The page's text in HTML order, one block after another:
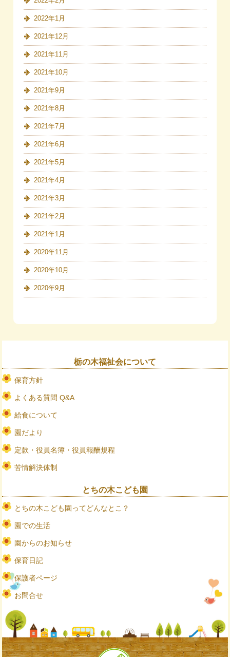
2022年1月
2021年12月
2021年11月
2021年10月
2021年9月
2021年8月
2021年7月
2021年6月
2021年5月
2021年4月
2021年3月
2021年2月
2021年1月
2020年11月
2020年10月
2020年9月
栃の木福祉会について
保育方針
よくある質問 Q&A
給食について
園だより
定款・役員名簿・役員報酬規程
苦情解決体制
とちの木こども園
とちの木こども園ってどんなとこ？
園での生活
園からのお知らせ
保育日記
保護者ページ
お問合せ